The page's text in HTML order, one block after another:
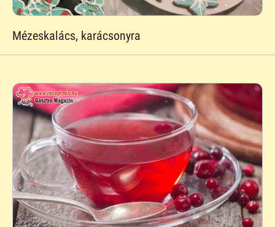
Mézeskalács, karácsonyra